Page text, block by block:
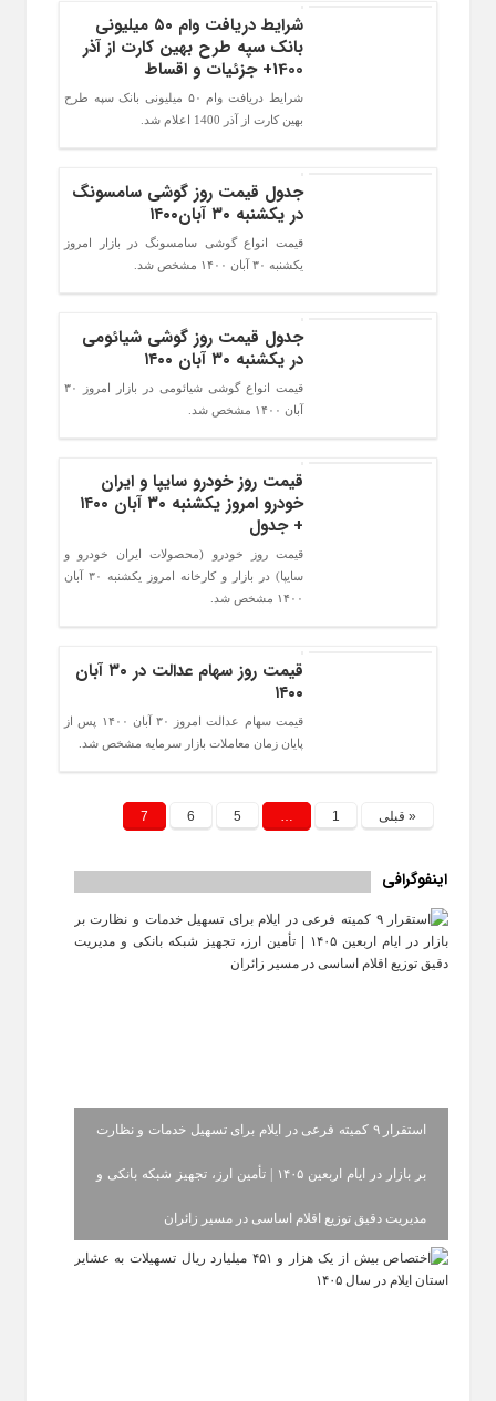
شرایط دریافت وام ۵۰ میلیونی
بانک سپه طرح بهین کارت از آذر
1400+ جزئیات و اقساط
شرایط دریافت وام ۵۰ میلیونی بانک سپه طرح
بهین کارت از آذر 1400 اعلام شد.
جدول قیمت روز گوشی سامسونگ
در یکشنبه ۳۰ آبان۱۴۰۰
قیمت انواع گوشی سامسونگ در بازار امروز
یکشنبه ۳۰ آبان ۱۴۰۰ مشخص شد.
جدول قیمت روز گوشی شیائومی
در یکشنبه ۳۰ آبان ۱۴۰۰
قیمت انواع گوشی شیائومی در بازار امروز ۳۰
آبان ۱۴۰۰ مشخص شد.
قیمت روز خودرو سایپا و ایران
خودرو امروز یکشنبه ۳۰ آبان ۱۴۰۰
+ جدول
قیمت روز خودرو (محصولات ایران خودرو و
سایپا) در بازار و کارخانه امروز یکشنبه ۳۰ آبان
۱۴۰۰ مشخص شد.
قیمت روز سهام عدالت در ۳۰ آبان
۱۴۰۰
قیمت سهام عدالت امروز ۳۰ آبان ۱۴۰۰ پس از
پایان زمان معاملات بازار سرمایه مشخص شد.
« قبلی 1
…
5
6
7
اینفوگرافی
استقرار ۹ کمیته فرعی در ایلام برای تسهیل خدمات و نظارت
بر بازار در ایام اربعین ۱۴۰۵ | تأمین ارز، تجهیز شبکه بانکی و
مدیریت دقیق توزیع اقلام اساسی در مسیر زائران